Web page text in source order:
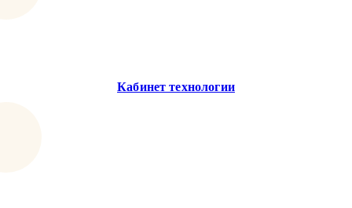
Кабинет технологии